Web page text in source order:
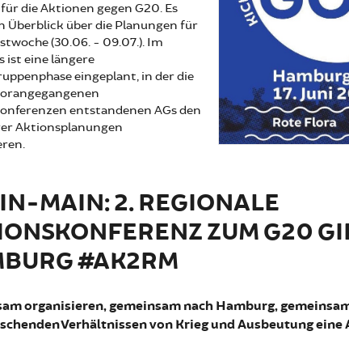
die Aktionen gegen G20. Es
Überblick über die Planungen für
(30.06. - 09.07.). Im
ist eine längere
eingeplant, in der die
entstandenen AGs den
Aktionsplanungen
MAIN: 2. REGIONALE
ZUM G20
#AK2RM
organisieren, gemeinsam nach Hamburg,
Verhältnissen von Krieg und Ausbeutung eine